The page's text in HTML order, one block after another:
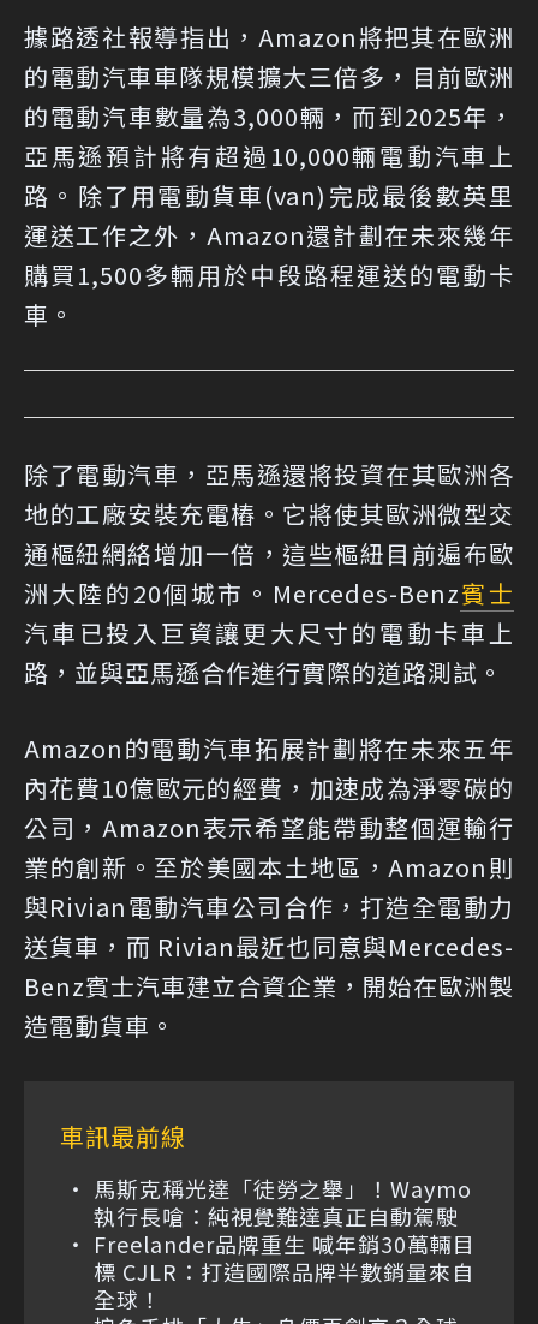
據路透社報導指出，Amazon將把其在歐洲
的電動汽車車隊規模擴大三倍多，目前歐洲
的電動汽車數量為3,000輛，而到2025年，
亞馬遜預計將有超過10,000輛電動汽車上
路。除了用電動貨車(van)完成最後數英里
運送工作之外，Amazon還計劃在未來幾年
購買1,500多輛用於中段路程運送的電動卡
車。
除了電動汽車，亞馬遜還將投資在其歐洲各
地的工廠安裝充電樁。它將使其歐洲微型交
通樞紐網絡增加一倍，這些樞紐目前遍布歐
洲大陸的20個城市。Mercedes-Benz賓士
汽車已投入巨資讓更大尺寸的電動卡車上
路，並與亞馬遜合作進行實際的道路測試。
Amazon的電動汽車拓展計劃將在未來五年
內花費10億歐元的經費，加速成為淨零碳的
公司，Amazon表示希望能帶動整個運輸行
業的創新。至於美國本土地區，Amazon則
與Rivian電動汽車公司合作，打造全電動力
送貨車，而 Rivian最近也同意與Mercedes-
Benz賓士汽車建立合資企業，開始在歐洲製
造電動貨車。
車訊最前線
馬斯克稱光達「徒勞之舉」！Waymo
執行長嗆：純視覺難達真正自動駕駛
Freelander品牌重生 喊年銷30萬輛目
標 CJLR：打造國際品牌半數銷量來自
全球！